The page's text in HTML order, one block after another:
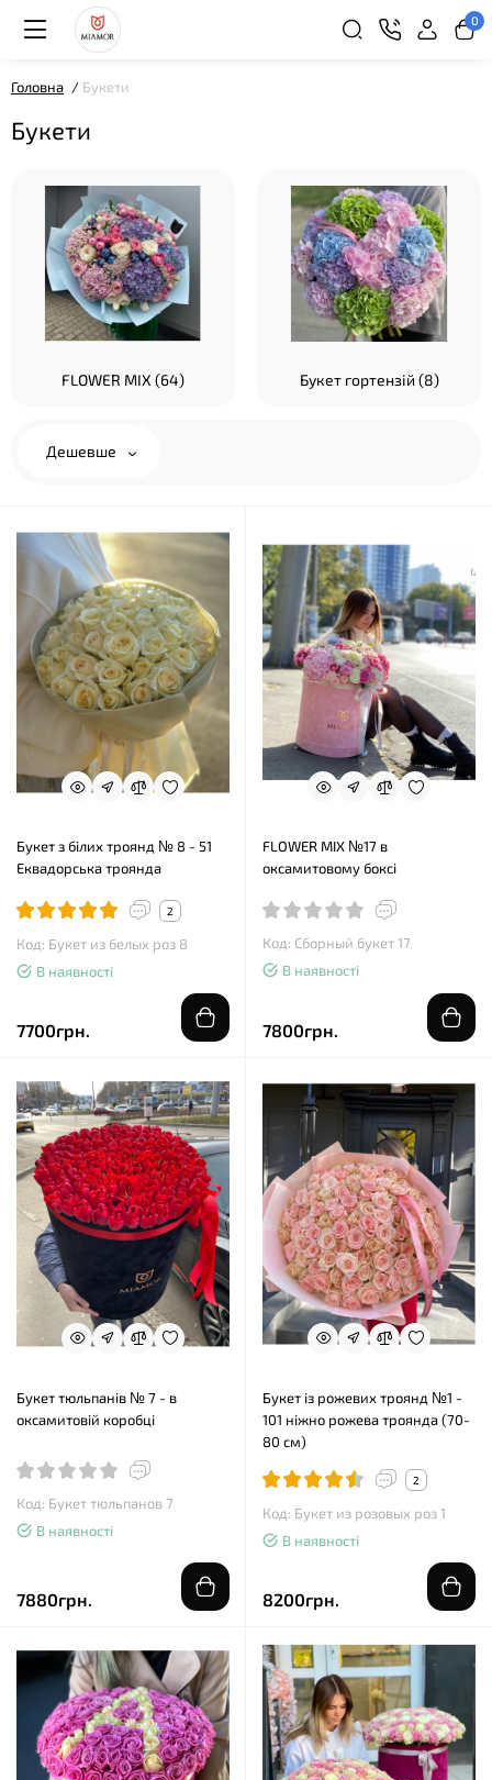
0
Головна Букети
Букети
FLOWER MIX (64) Букет гортензій (8)
Дешевше
Букет з білих троянд № 8 - 51
Еквадорська троянда
2
Код: Букет из белых роз 8
В наявності
7700грн.
FLOWER MIX №17 в
оксамитовому боксі
Код: Сборный букет 17
В наявності
7800грн.
Букет тюльпанів № 7 - в
оксамитовій коробці
Код: Букет тюльпанов 7
В наявності
7880грн.
Букет із рожевих троянд №1 -
101 ніжно рожева троянда (70-
80 см)
2
Код: Букет из розовых роз 1
В наявності
8200грн.